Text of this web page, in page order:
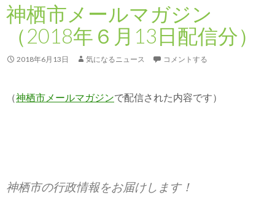
神栖市メールマガジン
（2018年６月13日配信分）
2018年6月13日 気になるニュース コメントする
（神栖市メールマガジンで配信された内容です）
神栖市の行政情報をお届けします！